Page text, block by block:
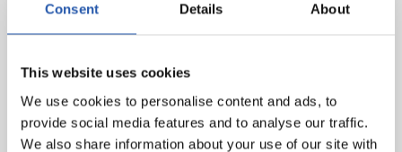
Consent Details About
This website uses cookies
We use cookies to personalise content and ads, to
provide social media features and to analyse our traffic.
We also share information about your use of our site with